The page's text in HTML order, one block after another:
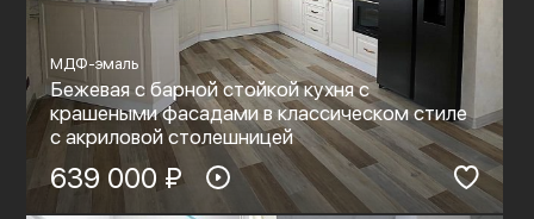
МДФ-эмаль
Бежевая с барной стойкой кухня с
крашеными фасадами в классическом стиле
c акриловой столешницей
639 000 ₽